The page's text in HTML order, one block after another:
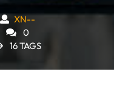
XN--
0
16 TAGS